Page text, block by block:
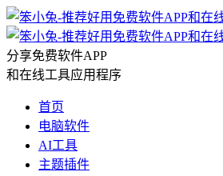
分享免费软件APP
和在线工具应用程序
首页
电脑软件
AI工具
主题插件